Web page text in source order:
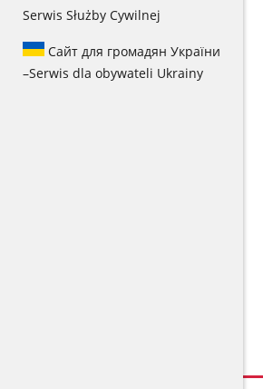
Serwis Służby Cywilnej
Сайт для громадян України
–Serwis dla obywateli Ukrainy